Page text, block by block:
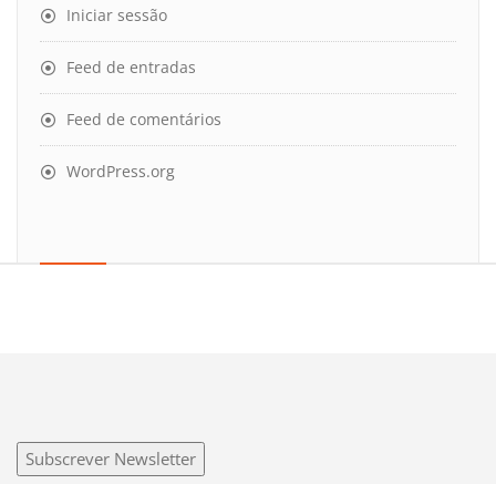
Iniciar sessão
Feed de entradas
Feed de comentários
WordPress.org
Subscrever Newsletter